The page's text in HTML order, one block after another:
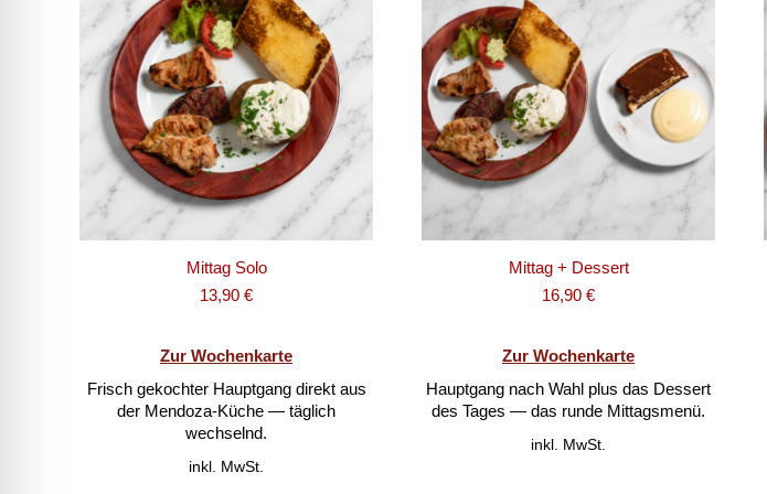
Mittag Solo
13,90 €
Zur Wochenkarte
Frisch gekochter Hauptgang direkt aus
der Mendoza-Küche — täglich
wechselnd.
inkl. MwSt.
Mittag + Dessert
16,90 €
Zur Wochenkarte
Hauptgang nach Wahl plus das Dessert
des Tages — das runde Mittagsmenü.
inkl. MwSt.